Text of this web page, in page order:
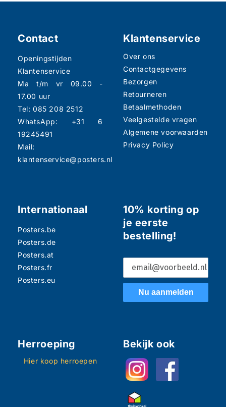
Contact
Openingstijden
Klantenservice
Ma t/m vr 09.00 -
17.00 uur
Tel: 085 208 2512
WhatsApp: +31 6
19245491
Mail:
klantenservice@posters.nl
Klantenservice
Over ons
Contactgegevens
Bezorgen
Retourneren
Betaalmethoden
Veelgestelde vragen
Algemene voorwaarden
Privacy Policy
Internationaal
Posters.be
Posters.de
Posters.at
Posters.fr
Posters.eu
10% korting op
je eerste
bestelling!
Nu aanmelden
Herroeping
Hier koop herroepen
Bekijk ook